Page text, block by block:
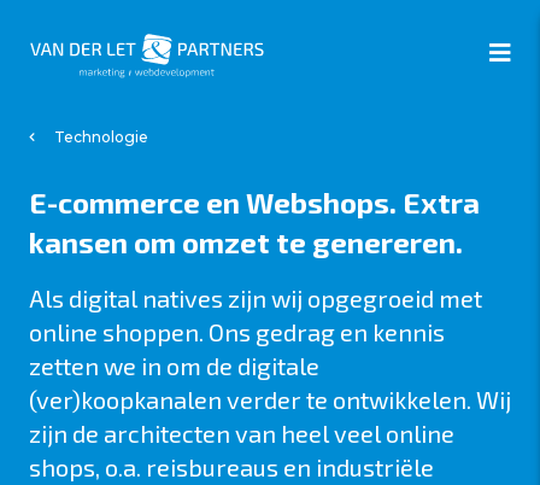
Technologie
E-commerce en Webshops. Extra
kansen om omzet te genereren.
Als digital natives zijn wij opgegroeid met
online shoppen. Ons gedrag en kennis
zetten we in om de digitale
(ver)koopkanalen verder te ontwikkelen. Wij
zijn de architecten van heel veel online
shops, o.a. reisbureaus en industriële